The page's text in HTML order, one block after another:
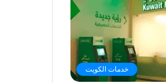
خدمات الكويت